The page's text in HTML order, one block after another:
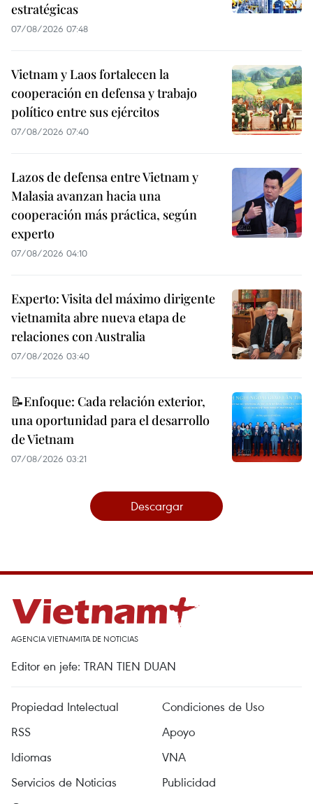
estratégicas
07/08/2026 07:48
Vietnam y Laos fortalecen la
cooperación en defensa y trabajo
político entre sus ejércitos
07/08/2026 07:40
Lazos de defensa entre Vietnam y
Malasia avanzan hacia una
cooperación más práctica, según
experto
07/08/2026 04:10
Experto: Visita del máximo dirigente
vietnamita abre nueva etapa de
relaciones con Australia
07/08/2026 03:40
📝Enfoque: Cada relación exterior,
una oportunidad para el desarrollo
de Vietnam
07/08/2026 03:21
Descargar
AGENCIA VIETNAMITA DE NOTICIAS
Editor en jefe: TRAN TIEN DUAN
Propiedad Intelectual
Condiciones de Uso
RSS
Apoyo
Idiomas
VNA
Servicios de Noticias
Publicidad